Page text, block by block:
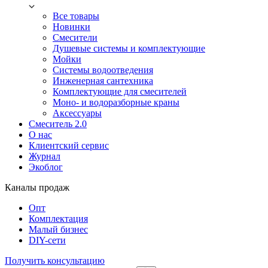
Все товары
Новинки
Смесители
Душевые системы и комплектующие
Мойки
Системы водоотведения
Инженерная сантехника
Комплектующие для смесителей
Моно- и водоразборные краны
Аксессуары
Смеситель 2.0
О нас
Клиентский сервис
Журнал
Экоблог
Каналы продаж
Опт
Комплектация
Малый бизнес
DIY-сети
Получить консультацию